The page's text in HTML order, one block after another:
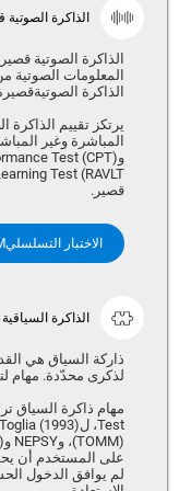
الذاكرة
الذاكرة الصوتية
المعلومات الصوتية
الذاكرة
يرتكز تقييم الذاكرة
قصير.
الاختبار التسلسليWOM-ASM
الذاكرة السياقية
ذاركة السياق هي
لذكرى محدّدة. مهام
على المستخدم أن
لم يوافق الدخول